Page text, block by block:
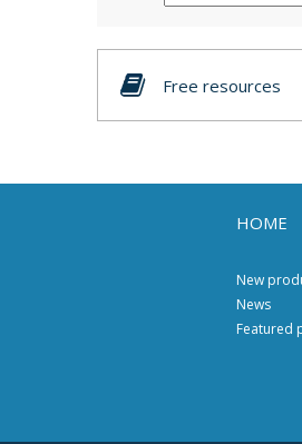
Free resources
HOME
New
News
Featured